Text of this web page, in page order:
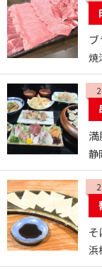
焼
満
静
浜